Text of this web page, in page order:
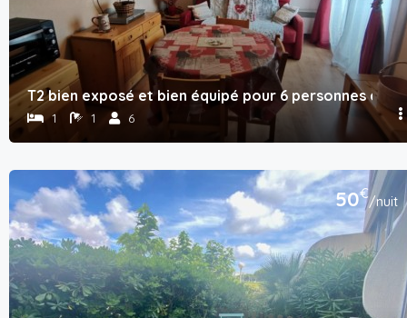
T2 bien exposé et bien équipé pour 6 personnes à
1 1 6
50€/nuit